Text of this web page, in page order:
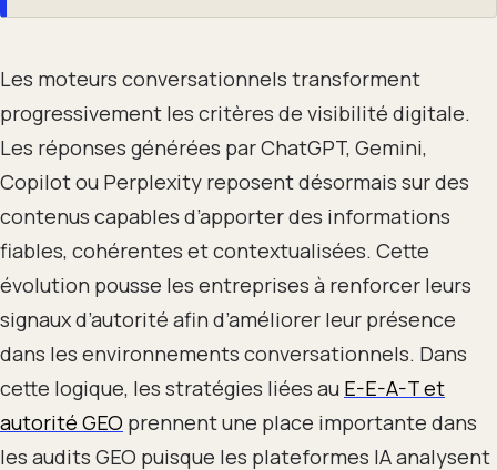
Les moteurs conversationnels transforment
progressivement les critères de visibilité digitale.
Les réponses générées par ChatGPT, Gemini,
Copilot ou Perplexity reposent désormais sur des
contenus capables d’apporter des informations
fiables, cohérentes et contextualisées. Cette
évolution pousse les entreprises à renforcer leurs
signaux d’autorité afin d’améliorer leur présence
dans les environnements conversationnels. Dans
cette logique, les stratégies liées au E-E-A-T et
autorité GEO prennent une place importante dans
les audits GEO puisque les plateformes IA analysent